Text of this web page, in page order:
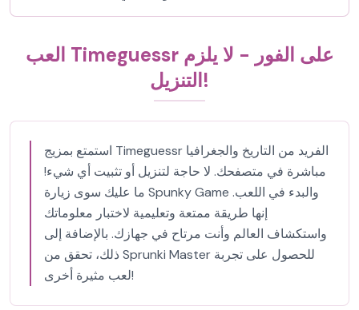
العب Timeguessr على الفور - لا يلزم
التنزيل!
استمتع بمزيج Timeguessr الفريد من التاريخ والجغرافيا
مباشرة في متصفحك. لا حاجة لتنزيل أو تثبيت أي شيء!
ما عليك سوى زيارة Spunky Game والبدء في اللعب.
إنها طريقة ممتعة وتعليمية لاختبار معلوماتك
واستكشاف العالم وأنت مرتاح في جهازك. بالإضافة إلى
ذلك، تحقق من Sprunki Master للحصول على تجربة
لعب مثيرة أخرى!